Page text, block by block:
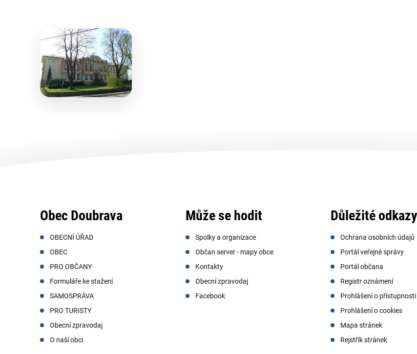
Obec Doubrava
OBECNÍ ÚŘAD
OBEC
PRO OBČANY
Formuláře ke stažení
SAMOSPRÁVA
PRO TURISTY
Obecní zpravodaj
O naší obci
Může se hodit
Spolky a organizace
Občan server - mapy obce
Kontakty
Obecní zpravodaj
Facebook
Důležité odkazy
Ochrana osobních údajů
Portál veřejné správy
Portál občana
Registr oznámení
Prohlášení o přístupnosti
Prohlášení o cookies
Mapa stránek
Rejstřík stránek